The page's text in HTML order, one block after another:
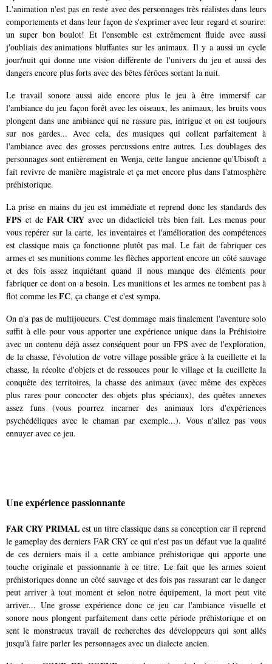
L'animation n'est pas en reste avec des personnages très réalistes dans leurs
comportements et dans leur façon de s'exprimer avec leur regard et sourire:
un super bon boulot! Et l'ensemble est extrêmement fluide avec aussi
j'oubliais des animations bluffantes sur les animaux. Il y a aussi un cycle
jour/nuit qui donne une vision différente de l'univers du jeu et aussi des
dangers encore plus forts avec des bêtes férôces sortant la nuit.
Le travail sonore aussi aide encore plus le jeu à être immersif car
l'ambiance du jeu façon forêt avec les oiseaux, les animaux, les bruits vous
plongent dans une ambiance qui ne rassure pas, intrigue et on est toujours
sur nos gardes... Avec cela, des musiques qui collent parfaitement à
l'ambiance avec des grosses percussions entre autres. Les doublages des
personnages sont entièrement en Wenja, cette langue ancienne qu'Ubisoft a
fait revivre de manière magistrale et ça met encore plus dans l'atmosphère
préhistorique.
La prise en mains du jeu est immédiate et reprend donc les standards des
FPS et de FAR CRY avec un didacticiel très bien fait. Les menus pour
vous repérer sur la carte, les inventaires et l'amélioration des compétences
est classique mais ça fonctionne plutôt pas mal. Le fait de fabriquer ces
armes et ses munitions comme les flèches apportent encore un côté sauvage
et des fois assez inquiétant quand il nous manque des éléments pour
fabriquer ce dont on a besoin. Les munitions et les armes ne tombent pas à
flot comme les FC, ça change et c'est sympa.
On n'a pas de multijoueurs. C'est dommage mais finalement l'aventure solo
suffit à elle pour vous apporter une expérience unique dans la Préhistoire
avec un contenu déjà assez conséquent pour un FPS avec de l'exploration,
de la chasse, l'évolution de votre village possible grâce à la cueillette et la
chasse, la récolte d'objets et de ressouces pour le village et la cueillette la
conquête des territoires, la chasse des animaux (avec même des expèces
plus rares pour concocter des objets plus spéciaux), des quêtes annexes
assez funs (vous pourrez incarner des animaux lors d'expériences
psychédéliques avec le chaman par exemple...). Vous n'allez pas vous
ennuyer avec ce jeu.
Une expérience passionnante
FAR CRY PRIMAL est un titre classique dans sa conception car il reprend
le gameplay des derniers FAR CRY ce qui n'est pas un défaut vue la qualité
de ces derniers mais il a cette ambiance préhistorique qui apporte une
touche originale et passionnante à ce titre. Le fait que les armes soient
préhistoriques donne un côté sauvage et des fois pas rassurant car le danger
peut arriver à tout moment et selon notre équipement, la mort peut vite
arriver... Une grosse expérience donc ce jeu car l'ambiance visuelle et
sonore nous plongent parfaitement dans cette période préhistorique et on
sent le monstrueux travail de recherches des développeurs qui sont allés
jusqu'à faire parler les personnages avec un dialecte ancien.